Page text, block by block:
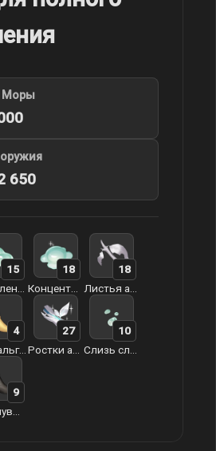
Моры
650
15
18
18
Ностальгия арктического волка
4
27
10
9